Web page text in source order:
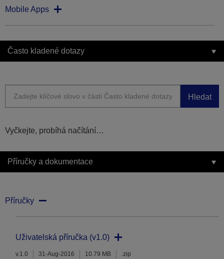
Mobile Apps
Často kladené dotazy
Hledat
Vyčkejte, probíhá načítání…
Příručky a dokumentace
Příručky
Uživatelská příručka (v1.0)
v.1.0 31-Aug-2016 10.79 MB .zip